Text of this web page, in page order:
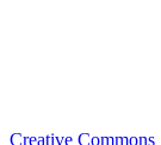
Creative Commons